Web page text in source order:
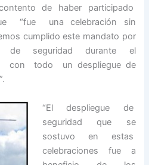
de haber participado
una celebración sin
cumplido este mandato por
de seguridad durante el
con todo un despliegue de
“El despliegue de
seguridad que se
sostuvo en estas
celebraciones fue a